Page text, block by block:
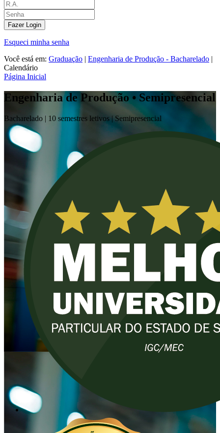
Fazer Login
Esqueci minha senha
Você está em: Graduação | Engenharia de Produção - Bacharelado |
Calendário
Página Inicial
Engenharia de Produção • Semipresencial
Bacharelado | 10 semestres letivos |Semipresencial